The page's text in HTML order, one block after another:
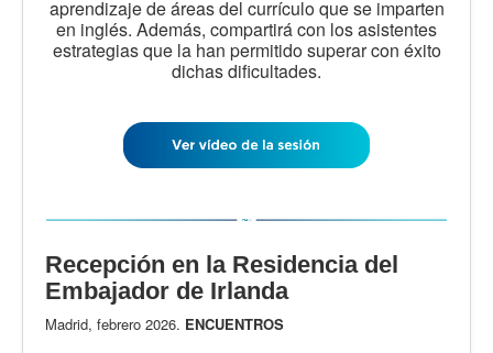
aprendizaje de áreas del currículo que se imparten
en inglés. Además, compartirá con los asistentes
estrategias que la han permitido superar con éxito
dichas dificultades.
Recepción en la Residencia del
Embajador de Irlanda
Madrid, febrero 2026. ENCUENTROS